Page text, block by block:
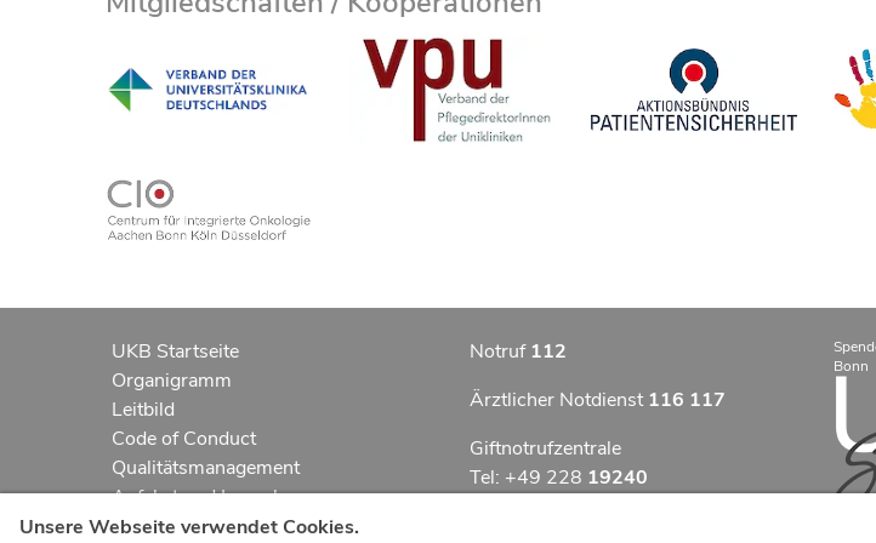
UKB Startseite
Organigramm
Leitbild
Code of Conduct
Qualitätsmanagement
Anfahrt und Lageplan
Erklärung zur Barrierefreiheit
Notruf 112
Ärztlicher Notdienst 116 117
Giftnotrufzentrale
Tel: +49 228 19240
Bonn
Unsere Webseite verwendet Cookies.